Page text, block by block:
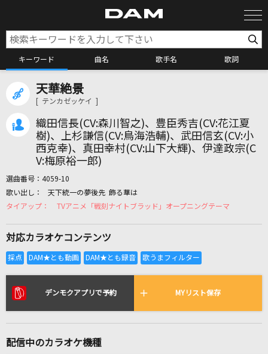
キーワード 曲名 歌手名 歌詞
カラオケ店舗検索
リアルタイムで歌われている曲の一覧
HY
天華絶景
[ テンカゼッケイ ]
織田信長(CV:森川智之)、豊臣秀吉(CV:花江夏
樹)、上杉謙信(CV:鳥海浩輔)、武田信玄(CV:小
西克幸)、真田幸村(CV:山下大輝)、伊達政宗(C
V:梅原裕一郎)
選曲番号： 4059-10
天下統一の夢後先 飾る華は
TVアニメ「戦刻ナイトブラッド」オープニングテーマ
対応カラオケコンテンツ
デンモクアプリで予約 MYリスト保存
配信中のカラオケ機種